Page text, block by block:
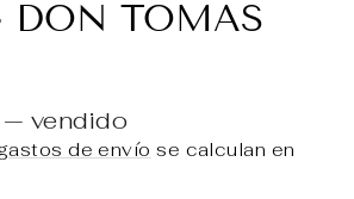
DON TOMAS
vendido
de envío se calculan en